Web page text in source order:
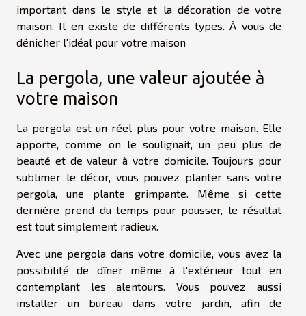
important dans le style et la décoration de votre
maison. Il en existe de différents types. À vous de
dénicher l'idéal pour votre maison
La pergola, une valeur ajoutée à
votre maison
La pergola est un réel plus pour votre maison. Elle
apporte, comme on le soulignait, un peu plus de
beauté et de valeur à votre domicile. Toujours pour
sublimer le décor, vous pouvez planter sans votre
pergola, une plante grimpante. Même si cette
dernière prend du temps pour pousser, le résultat
est tout simplement radieux.
Avec une pergola dans votre domicile, vous avez la
possibilité de dîner même à l'extérieur tout en
contemplant les alentours. Vous pouvez aussi
installer un bureau dans votre jardin, afin de